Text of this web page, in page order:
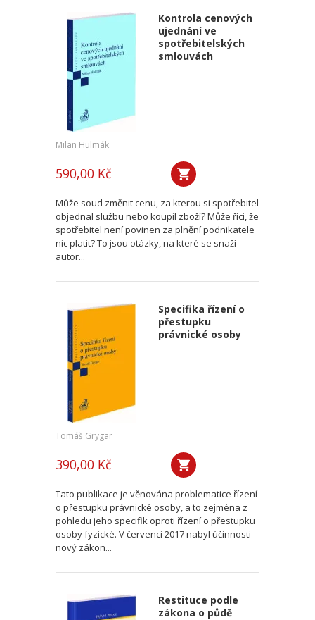
Kontrola cenových
ujednání ve
spotřebitelských
smlouvách
Milan Hulmák
590,00 Kč
Může soud změnit cenu, za kterou si spotřebitel
objednal službu nebo koupil zboží? Může říci, že
spotřebitel není povinen za plnění podnikatele
nic platit? To jsou otázky, na které se snaží
autor...
Specifika řízení o
přestupku
právnické osoby
Tomáš Grygar
390,00 Kč
Tato publikace je věnována problematice řízení
o přestupku právnické osoby, a to zejména z
pohledu jeho specifik oproti řízení o přestupku
osoby fyzické. V červenci 2017 nabyl účinnosti
nový zákon...
Restituce podle
zákona o půdě